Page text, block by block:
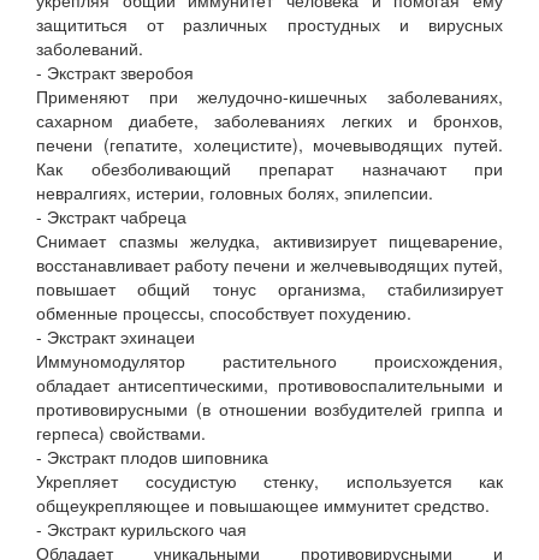
защититься от различных простудных и вирусных
заболеваний.
- Экстракт зверобоя
Применяют при желудочно-кишечных заболеваниях,
сахарном диабете, заболеваниях легких и бронхов,
печени (гепатите, холецистите), мочевыводящих путей.
Как обезболивающий препарат назначают при
невралгиях, истерии, головных болях, эпилепсии.
- Экстракт чабреца
Снимает спазмы желудка, активизирует пищеварение,
восстанавливает работу печени и желчевыводящих путей,
повышает общий тонус организма, стабилизирует
обменные процессы, способствует похудению.
- Экстракт эхинацеи
Иммуномодулятор растительного происхождения,
обладает антисептическими, противовоспалительными и
противовирусными (в отношении возбудителей гриппа и
герпеса) свойствами.
- Экстракт плодов шиповника
Укрепляет сосудистую стенку, используется как
общеукрепляющее и повышающее иммунитет средство.
- Экстракт курильского чая
Обладает уникальными противовирусными и